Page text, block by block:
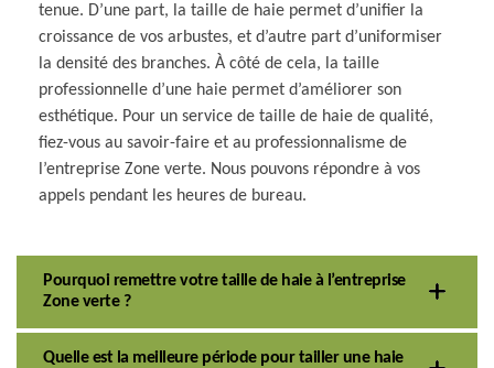
tenue. D’une part, la taille de haie permet d’unifier la
croissance de vos arbustes, et d’autre part d’uniformiser
la densité des branches. À côté de cela, la taille
professionnelle d’une haie permet d’améliorer son
esthétique. Pour un service de taille de haie de qualité,
fiez-vous au savoir-faire et au professionnalisme de
l’entreprise Zone verte. Nous pouvons répondre à vos
appels pendant les heures de bureau.
Pourquoi remettre votre taille de haie à l’entreprise
Zone verte ?
Quelle est la meilleure période pour tailler une haie